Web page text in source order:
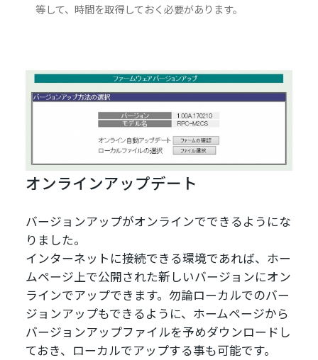
等して、時間を取得しておく必要があります。
オンラインアップデート
バージョンアップがオンラインでできるようにな
りました。
インターネットに接続できる環境であれば、ホー
ムページ上で公開された新しいバージョンにオン
ラインでアップできます。勿論ローカルでのバー
ジョンアップもできるように、ホームページから
バージョンアップファイルを予めダウンロードし
ておき、ローカルでアップする事も可能です。